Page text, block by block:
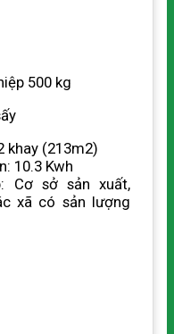
500 kg
khay (213m2)
10.3 Kwh
Cơ sở sản xuất,
xã có sản lượng